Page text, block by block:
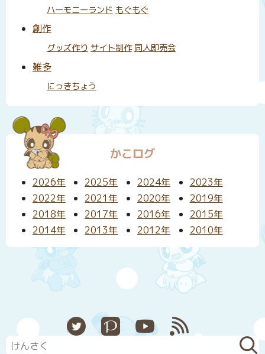
ハーモニーランド もぐもぐ
創作
グッズ作り サイト制作 同人即売会
雑多
にっきちょう
かこログ
2026年 2025年 2024年
2023年
2022年
2021年 2020年
2019年
2018年
2017年 2016年
2015年
2014年
2013年 2012年 2010年
X Pixiv YouTube